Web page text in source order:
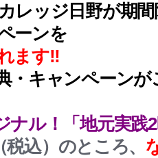
レッジ日野が期
ーンを
ます‼
・キャンペーンが
ナル！「地元実践
込）のところ、